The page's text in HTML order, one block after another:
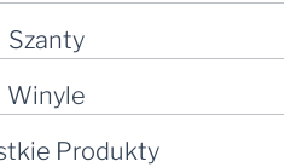
Szanty
Winyle
Produkty